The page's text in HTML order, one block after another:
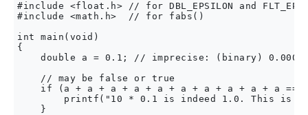
#include <float.h> // for DBL_EPSILON and
#include <math.h>  // for fabs()
int main(void)
{
double a = 0.1; // imprecise: (binary)
    // may be false or true
if (a + a + a + a + a + a + a + a + a + a ==
printf("10 * 0.1 is indeed 1.0. This is
    }